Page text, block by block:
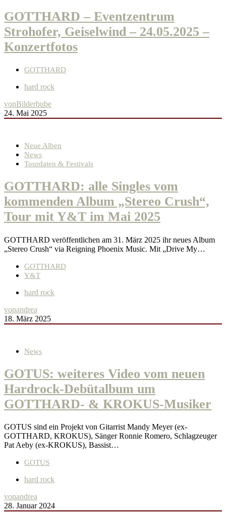
GOTTHARD – Eventzentrum
Strohofer, Geiselwind – 24.05.2025 –
Konzertfotos
GOTTHARD
hard rock
vonBilderbube
24. Mai 2025
Neue Alben
News
Tourdaten & Festivals
GOTTHARD: alle Singles vom
kommenden Album „Stereo Crush“,
Tour mit Y&T im Mai 2025
GOTTHARD veröffentlichen am 31. März 2025 ihr neues Album
„Stereo Crush“ via Reigning Phoenix Music. Mit „Drive My…
GOTTHARD
Y&T
hard rock
vonandrea
18. März 2025
News
GOTUS: weiteres Video vom neuen
Hardrock-Debütalbum um
GOTTHARD- & KROKUS-Musiker
GOTUS sind ein Projekt von Gitarrist Mandy Meyer (ex-
GOTTHARD, KROKUS), Sänger Ronnie Romero, Schlagzeuger
Pat Aeby (ex-KROKUS), Bassist…
GOTUS
hard rock
vonandrea
28. Januar 2024